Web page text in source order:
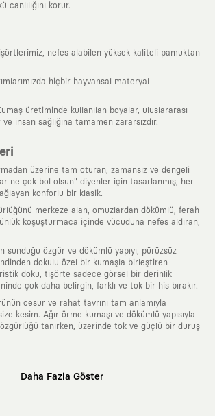
korur.
nefes alabilen yüksek kaliteli pamuktan
hiçbir hayvansal materyal
üretiminde kullanılan boyalar, uluslararası
insan sağlığına tamamen zararsızdır.
üzerine tam oturan, zamansız ve dengeli
ne çok bol olsun" diyenler için tasarlanmış, her
konforlu bir klasik.
merkeze alan, omuzlardan dökümlü, ferah
koşuşturmaca içinde vücuduna nefes aldıran,
sunduğu özgür ve dökümlü yapıyı, pürüzsüz
dokulu özel bir kumaşla birleştiren
doku, tişörte sadece görsel bir derinlik
çok daha belirgin, farklı ve tok bir his bırakır.
cesur ve rahat tavrını tam anlamıyla
kesim. Ağır örme kumaşı ve dökümlü yapısıyla
tanırken, üzerinde tok ve güçlü bir duruş
Daha Fazla Göster